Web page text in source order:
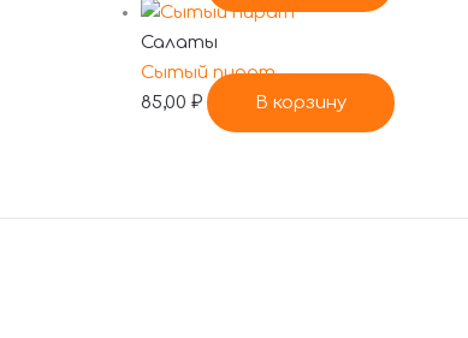
Салаты
Сытый пират
85,00 ₽ В корзину